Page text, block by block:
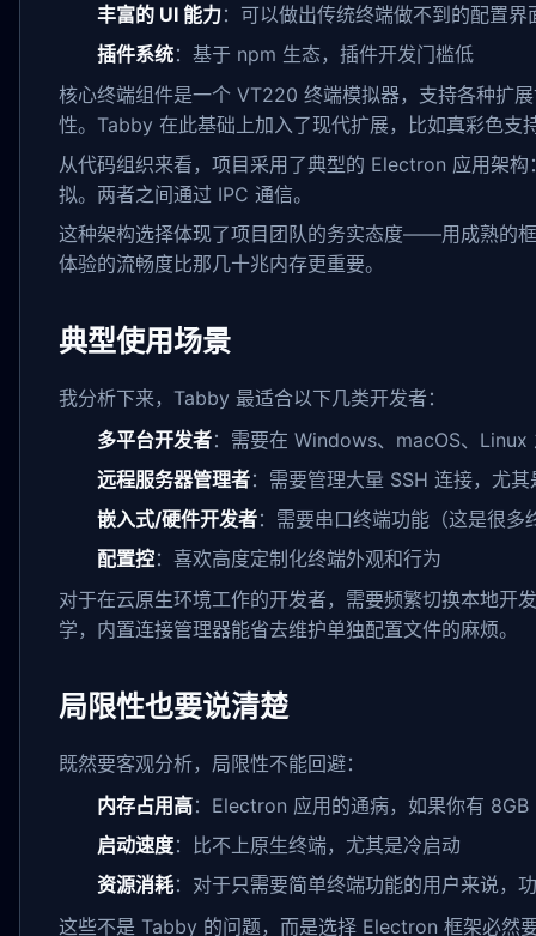
丰富的 UI 能力：可以做出传统终端做不到的配置界
插件系统：基于 npm 生态，插件开发门槛低
核心终端组件是一个 VT220 终端模拟器，支持各种扩
性。Tabby 在此基础上加入了现代扩展，比如真彩色
从代码组织来看，项目采用了典型的 Electron 应用架
拟。两者之间通过 IPC 通信。
这种架构选择体现了项目团队的务实态度——用成熟的
体验的流畅度比那几十兆内存更重要。
典型使用场景
我分析下来，Tabby 最适合以下几类开发者：
多平台开发者：需要在 Windows、macOS、Linux
远程服务器管理者：需要管理大量 SSH 连接，尤
嵌入式/硬件开发者：需要串口终端功能（这是很多
配置控：喜欢高度定制化终端外观和行为
对于在云原生环境工作的开发者，需要频繁切换本地
学，内置连接管理器能省去维护单独配置文件的麻烦。
局限性也要说清楚
既然要客观分析，局限性不能回避：
内存占用高：Electron 应用的通病，如果你有
启动速度：比不上原生终端，尤其是冷启动
资源消耗：对于只需要简单终端功能的用户来说，
这些不是 Tabby 的问题，而是选择 Electron 框架必然